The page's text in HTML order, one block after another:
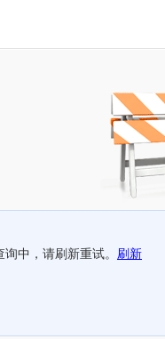
询中，请刷新重试。 刷新